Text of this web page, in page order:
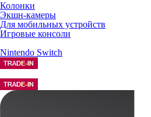
Колонки
Экшн-камеры
Для мобильных устройств
Игровые консоли
Nintendo Switch